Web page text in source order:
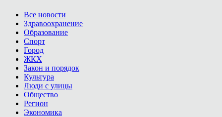
Все новости
Здравоохранение
Образование
Спорт
Город
ЖКХ
Закон и порядок
Культура
Люди с улицы
Общество
Регион
Экономика